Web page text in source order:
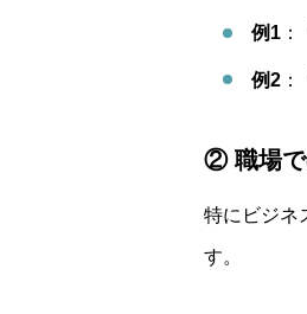
例1
例2
② 職場で
特にビジネ
す。